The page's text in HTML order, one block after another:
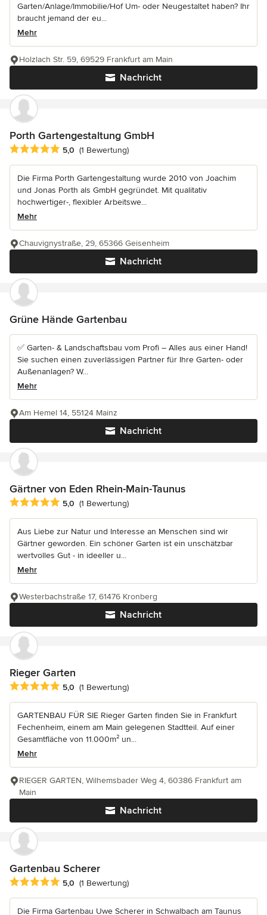
Garten/Anlage/Immobilie/Hof Um- oder Neugestaltet haben? Ihr
braucht jemand der eu...
Mehr
Nachricht
Holzlach Str. 59, 69529 Frankfurt am Main
Porth Gartengestaltung GmbH
Durchschnittliche Bewertung: 5 von 5 Sternen
5,0 (1 Bewertung)
Die Firma Porth Gartengestaltung wurde 2010 von Joachim
und Jonas Porth als GmbH gegründet. Mit qualitativ
hochwertiger-, flexibler Arbeitswe...
Mehr
Nachricht
Chauvignystraße, 29, 65366 Geisenheim
Grüne Hände Gartenbau
✅ Garten- & Landschaftsbau vom Profi – Alles aus einer Hand!
Sie suchen einen zuverlässigen Partner für Ihre Garten- oder
Außenanlagen? W...
Mehr
Nachricht
Am Hemel 14, 55124 Mainz
Gärtner von Eden Rhein-Main-Taunus
Durchschnittliche Bewertung: 5 von 5 Sternen
5,0 (1 Bewertung)
Aus Liebe zur Natur und Interesse an Menschen sind wir
Gärtner geworden. Ein schöner Garten ist ein unschätzbar
wertvolles Gut - in ideeller u...
Mehr
Nachricht
Westerbachstraße 17, 61476 Kronberg
Rieger Garten
Durchschnittliche Bewertung: 5 von 5 Sternen
5,0 (1 Bewertung)
GARTENBAU FÜR SIE Rieger Garten finden Sie in Frankfurt
Fechenheim, einem am Main gelegenen Stadtteil. Auf einer
Gesamtfläche von 11.000m² un...
Mehr
Nachricht
RIEGER GARTEN, Wilhemsbader Weg 4, 60386 Frankfurt am
Main
Gartenbau Scherer
Durchschnittliche Bewertung: 5 von 5 Sternen
5,0 (1 Bewertung)
Die Firma Gartenbau Uwe Scherer in Schwalbach am Taunus